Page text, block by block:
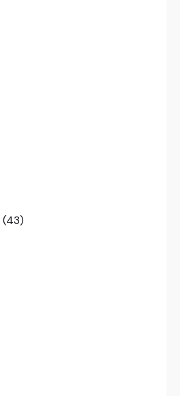
(43)